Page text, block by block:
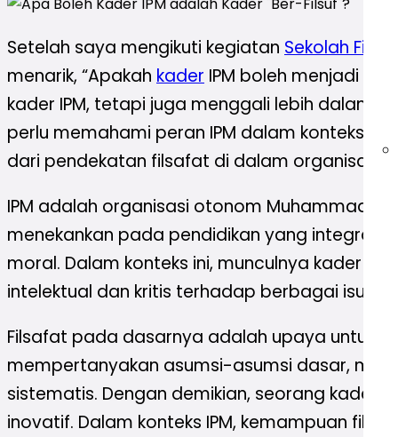
Setelah saya mengikuti kegiatan Sekolah
menarik, “Apakah kader IPM boleh menjadi
kader IPM, tetapi juga menggali lebih dalam
perlu memahami peran IPM dalam konteks
dari pendekatan filsafat di dalam organisasi
IPM adalah organisasi otonom
menekankan pada pendidikan yang integral,
moral. Dalam konteks ini, munculnya kader
intelektual dan kritis terhadap berbagai isu
Filsafat pada dasarnya adalah upaya untuk
mempertanyakan asumsi-asumsi dasar,
sistematis. Dengan demikian, seorang kader
inovatif. Dalam konteks IPM, kemampuan